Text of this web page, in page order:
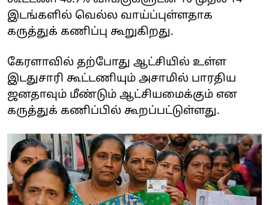
இடங்களில் வெல்ல வாய்ப்புள்ளதாக
கருத்துக் கணிப்பு கூறுகிறது.
கேரளாவில் தற்போது ஆட்சியில் உள்ள
இடதுசாரி கூட்டணியும் அசாமில் பாரதிய
ஜனதாவும் மீண்டும் ஆட்சியமைக்கும் என
கருத்துக் கணிப்பில் கூறப்பட்டுள்ளது.